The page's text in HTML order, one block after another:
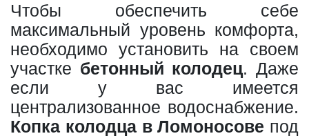
Чтобы обеспечить себе
максимальный уровень комфорта,
необходимо установить на своем
участке бетонный колодец. Даже
если у вас имеется
централизованное водоснабжение.
Копка колодца в Ломоносове под